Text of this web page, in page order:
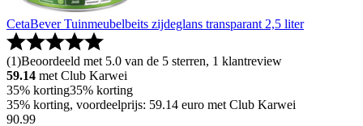
CetaBever Tuinmeubelbeits zijdeglans transparant 2,5 liter
(1)Beoordeeld met 5.0 van de 5 sterren, 1 klantreview
59.14 met Club Karwei
35% korting35% korting
35% korting, voordeelprijs: 59.14 euro met Club Karwei
90.99